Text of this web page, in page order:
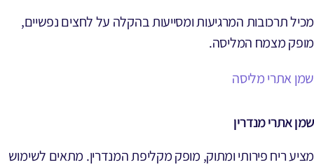
מכיל תרכובות המרגיעות ומסייעות בהקלה על לחצים נפשיים,
מופק מצמח המליסה.
שמן אתרי מליסה
שמן אתרי מנדרין
מציע ריח פירותי ומתוק, מופק מקליפת המנדרין. מתאים לשימוש